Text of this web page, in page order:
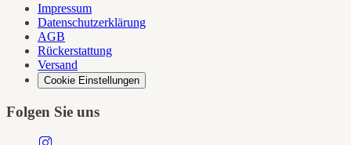
Impressum
Datenschutzerklärung
AGB
Rückerstattung
Versand
Cookie Einstellungen
Folgen Sie uns